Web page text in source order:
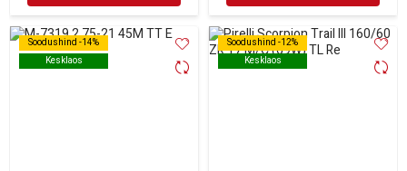
Soodushind -14%
Kesklaos
Soodushind -14%
Kesklaos
Soodushind -12%
Kesklaos
Soodushind -12%
Kesklaos